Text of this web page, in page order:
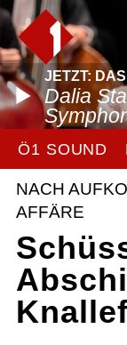
JETZT:
Dalia
Ö1 SOUND
NACH
AFFÄRE